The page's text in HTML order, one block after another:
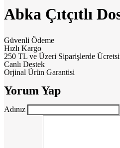
Abka Çıtçıtlı
Güvenli Ödeme
Hızlı Kargo
250 TL ve Üzeri Siparişlerde
Canlı Destek
Orjinal Ürün Garantisi
Yorum Yap
Adınız